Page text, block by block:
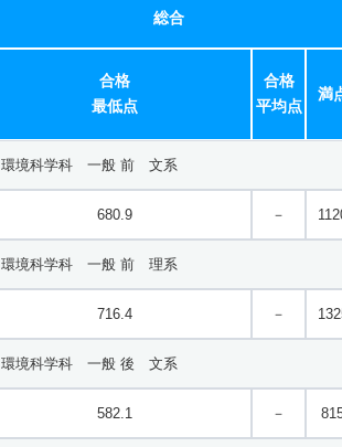
総合
合格
最低点
合格
平均点
満
環境科学科 一般 前 文系
680.9 －
環境科学科 一般 前 理系
716.4 －
環境科学科 一般 後 文系
582.1 －